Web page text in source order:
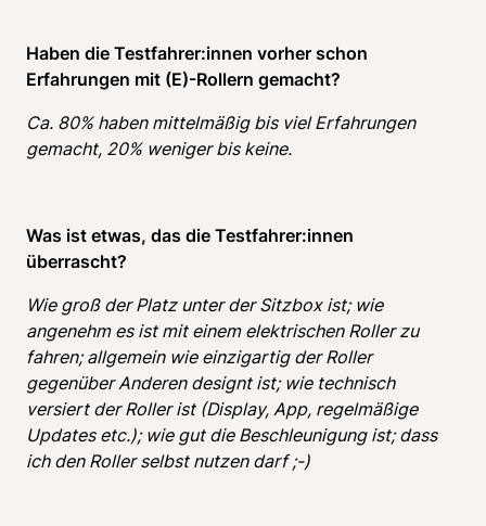
Haben die Testfahrer:innen vorher schon
Erfahrungen mit (E)-Rollern gemacht?
Ca. 80% haben mittelmäßig bis viel Erfahrungen
gemacht, 20% weniger bis keine.
Was ist etwas, das die Testfahrer:innen
überrascht?
Wie groß der Platz unter der Sitzbox ist; wie
angenehm es ist mit einem elektrischen Roller zu
fahren; allgemein wie einzigartig der Roller
gegenüber Anderen designt ist; wie technisch
versiert der Roller ist (Display, App, regelmäßige
Updates etc.); wie gut die Beschleunigung ist; dass
ich den Roller selbst nutzen darf ;-)